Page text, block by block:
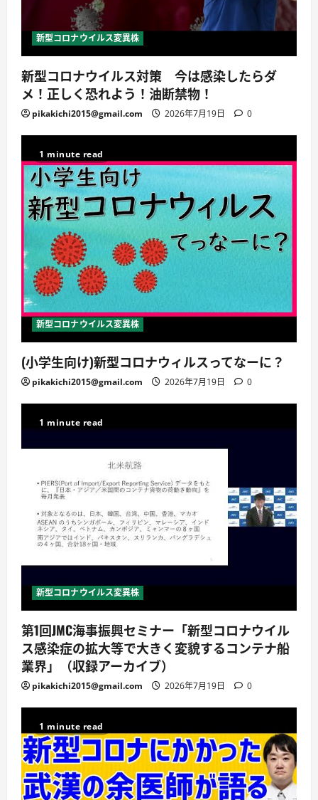
新型コロナウイルス変異株
新型コロナウイルス対策 今は感染したらダ
メ！正しく恐れよう！油断禁物！
pikakichi2015@gmail.com 2026年7月19日 0
1 minute read
新型コロナウイルス変異株
(小学生向け)新型コロナウィルスってなーに？
pikakichi2015@gmail.com 2026年7月19日 0
1 minute read
新型コロナウイルス変異株
第1回JMC海事振興セミナー「新型コロナウイル
ス感染症の拡大等で大きく変貌するコンテナ船
業界」（収録アーカイブ）
pikakichi2015@gmail.com 2026年7月19日 0
1 minute read